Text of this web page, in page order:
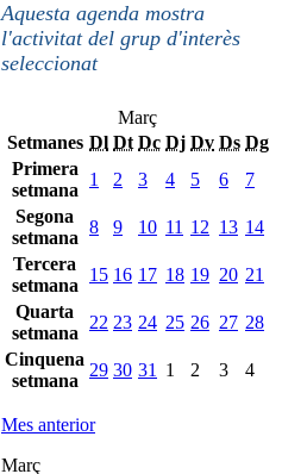
Aquesta agenda mostra
l'activitat del grup d'interès
seleccionat
Març
Setmanes Dl Dt Dc Dj Dv Ds Dg
Primera
setmana
1 2 3 4 5 6
7
Segona
setmana
8 9 10 11 12 13 14
Tercera
setmana
15 16 17 18 19 20 21
Quarta
setmana
22 23 24 25 26 27 28
Cinquena
setmana
29 30 31 1 2 3 4
Mes anterior
Març